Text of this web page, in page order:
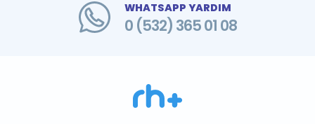
WHATSAPP YARDIM
0 (532) 365 01 08